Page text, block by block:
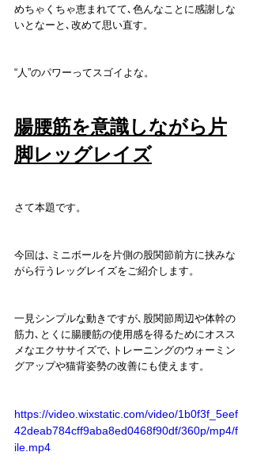
めちゃくちゃ恵まれてて､色んなことに感謝しな
いとなーと､改めて思い直す。
“人”のパワーってスゴイよな。
腸腰筋を意識しながら片
脚レッグレイズ
さて本題です。
今回は､ミニボールを片側の股関節前方に挟みな
がら行うレッグレイズをご紹介します。
一見シンプルな動きですが､股関節周辺や体幹の
筋力､とくに腸腰筋の使用感を得るためにオスス
メなエクササイズで､トレーニングのウォーミン
グアップや猫背姿勢の改善にも使えます。
https://video.wixstatic.com/video/1b0f3f_5eef
42deab784cff9aba8ed0468f90df/360p/mp4/f
ile.mp4